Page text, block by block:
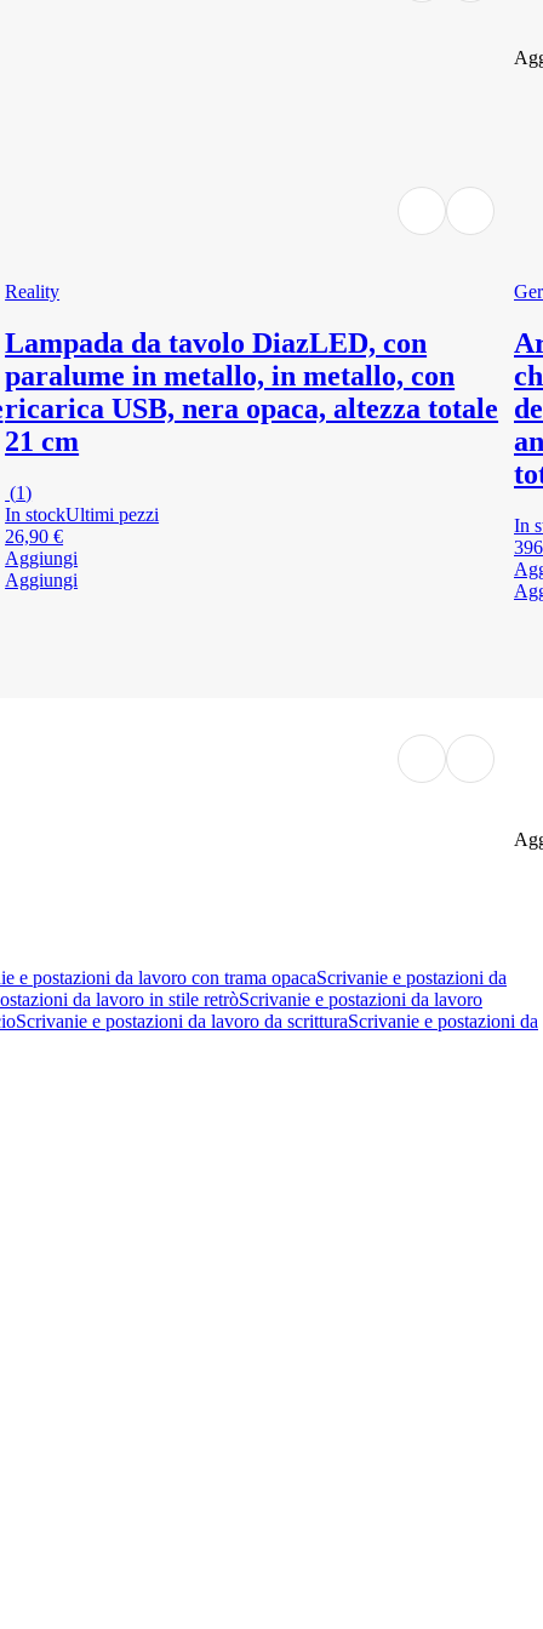
Reality
Lampada da tavolo DiazLED, con
paralume in metallo, in metallo, con
ricarica USB, nera opaca, altezza totale
21 cm
(1)
In stockUltimi pezzi
26,90 €
Aggiungi
Aggiungi
In
e postazioni da lavoro con trama opacaScrivanie e postazioni da
da lavoro in stile retròScrivanie e postazioni da lavoro
Scrivanie e postazioni da lavoro da scritturaScrivanie e postazioni da